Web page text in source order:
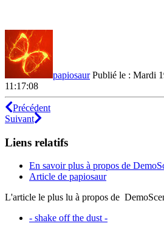
papiosaurPublié le : Mardi
11:17:08
Précédent
Suivant
Liens relatifs
En savoir plus à propos de
Article de papiosaur
L'article le plus lu à propos de
- shake off the dust -